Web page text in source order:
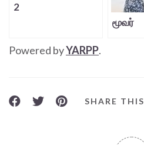
2
மூவர்
Powered byYARPP.
SHARE THIS